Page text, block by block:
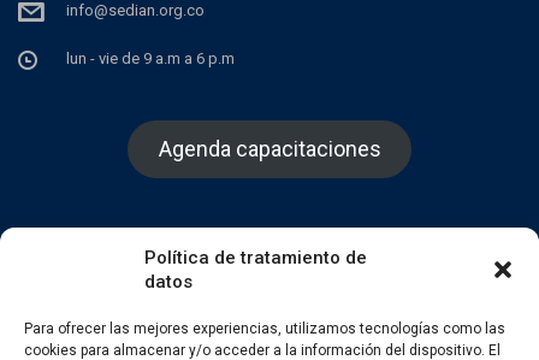
Política de tratamiento de
datos
Para ofrecer las mejores experiencias, utilizamos tecnologías como las
cookies para almacenar y/o acceder a la información del dispositivo. El
info@sedian.org.co
lun - vie de 9 a.m a 6 p.m
Agenda capacitaciones